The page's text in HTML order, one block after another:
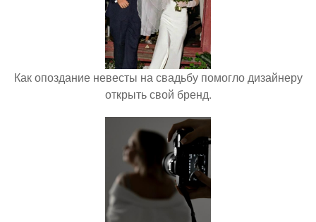
Как опоздание невесты на свадьбу помогло дизайнеру
открыть свой бренд.